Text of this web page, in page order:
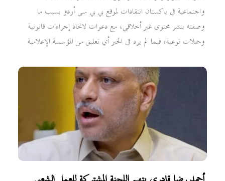
واجتماعية في باكستان انتقادات لموقع بي بي سي أردو بسبب ما
وصفته بنشر محتوى غير أخلاقي، مع دعوات لاتخاذ إجراءات قانونية
وحملات توعية، فيما لم يرد في الخبر أي تعليق من المؤسسة الإعلامية